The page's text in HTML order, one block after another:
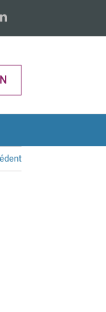
LinkedIn